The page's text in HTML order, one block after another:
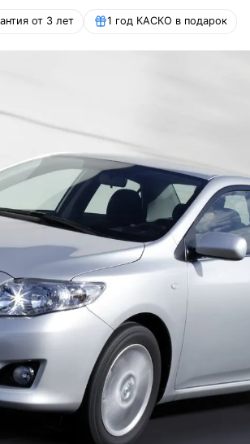
от 3 лет 1 год КАСКО в подарок